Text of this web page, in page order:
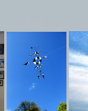
Enrichissement de
Interventions